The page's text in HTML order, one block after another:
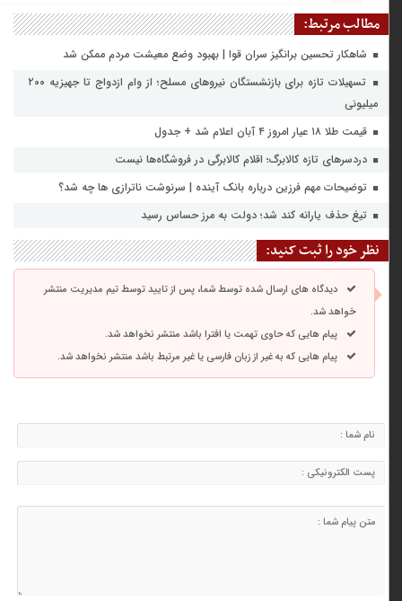
مطالب مرتبط:
شاهکار تحسین برانگیز سران قوا | بهبود وضع معیشت مردم ممکن شد
تسهیلات تازه برای بازنشستگان نیروهای مسلح؛ از وام ازدواج تا جهیزیه ۲۰۰
میلیونی
قیمت طلا ۱۸ عیار امروز ۴ آبان اعلام شد + جدول
دردسرهای تازه کالابرگ؛ اقلام کالابرگی در فروشگاه‌ها نیست
توضیحات مهم فرزین درباره بانک آینده | سرنوشت ناترازی ها چه شد؟
تیغ حذف یارانه کند شد؛ دولت به مرز حساس رسید
نظر خود را ثبت کنید:
دیدگاه های ارسال شده توسط شما، پس از تایید توسط تیم مدیریت منتشر
خواهد شد.
پیام هایی که حاوی تهمت یا افترا باشد منتشر نخواهد شد.
پیام هایی که به غیر از زبان فارسی یا غیر مرتبط باشد منتشر نخواهد شد.